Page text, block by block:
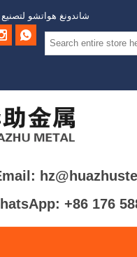
شاندونغ هواتشو

+86 176